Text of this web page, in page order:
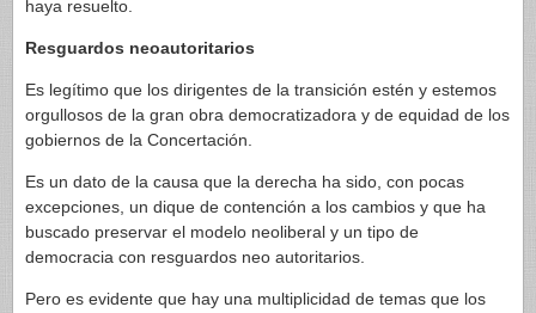
haya resuelto.
Resguardos neoautoritarios
Es legítimo que los dirigentes de la transición estén y estemos
orgullosos de la gran obra democratizadora y de equidad de los
gobiernos de la Concertación.
Es un dato de la causa que la derecha ha sido, con pocas
excepciones, un dique de contención a los cambios y que ha
buscado preservar el modelo neoliberal y un tipo de
democracia con resguardos neo autoritarios.
Pero es evidente que hay una multiplicidad de temas que los